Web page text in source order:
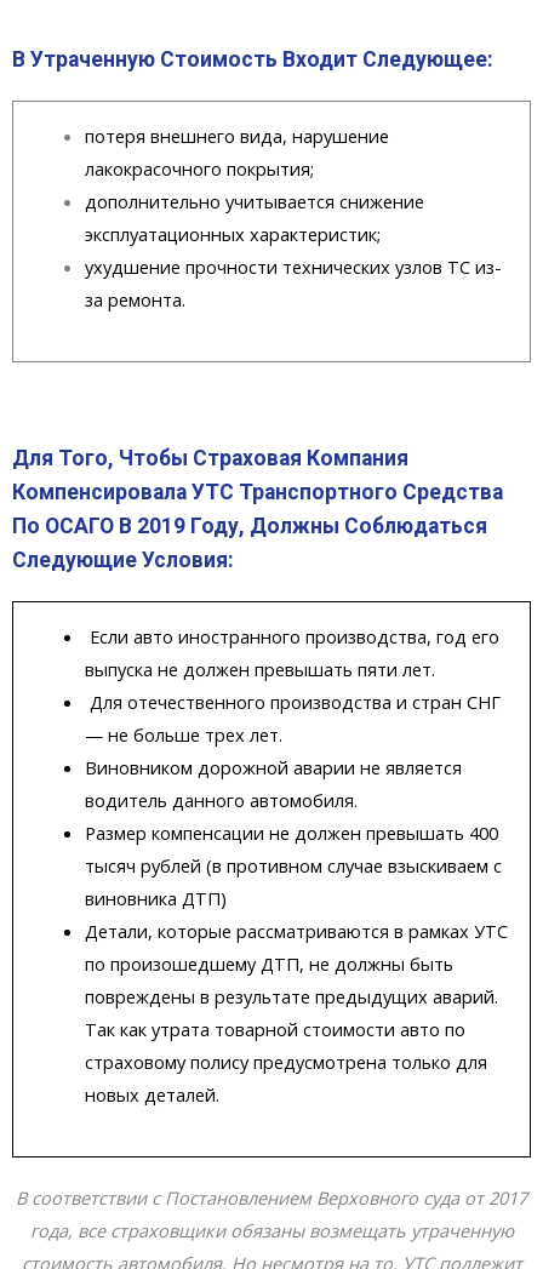
В Утраченную Стоимость Входит Следующее:
потеря внешнего вида, нарушение
лакокрасочного покрытия;
дополнительно учитывается снижение
эксплуатационных характеристик;
ухудшение прочности технических узлов ТС из-
за ремонта.
Для Того, Чтобы Страховая Компания
Компенсировала УТС Транспортного Средства
По ОСАГО В 2019 Году, Должны Соблюдаться
Следующие Условия:
Если авто иностранного производства, год его
выпуска не должен превышать пяти лет.
Для отечественного производства и стран СНГ
— не больше трех лет.
Виновником дорожной аварии не является
водитель данного автомобиля.
Размер компенсации не должен превышать 400
тысяч рублей (в противном случае взыскиваем с
виновника ДТП)
Детали, которые рассматриваются в рамках УТС
по произошедшему ДТП, не должны быть
повреждены в результате предыдущих аварий.
Так как утрата товарной стоимости авто по
страховому полису предусмотрена только для
новых деталей.
В соответствии с Постановлением Верховного суда от 2017
года, все страховщики обязаны возмещать утраченную
стоимость автомобиля. Но несмотря на то, УТС подлежит